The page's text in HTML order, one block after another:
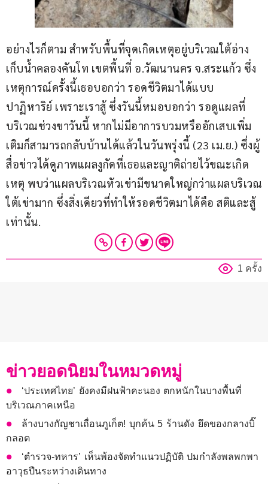
อย่างไรก็ตาม สำหรับพื้นที่จุดเกิดเหตุอยู่บริเวณใต้อ่าง
เก็บน้ำคลองคันโท เขตพื้นที่ อ.วัฒนานคร จ.สระแก้ว ซึ่ง
เหตุการณ์ครั้งนี้เธอบอกว่า รอดชีวิตมาได้แบบ
ปาฏิหาริย์ เพราะเราสู้ ซึ่งวันนี้หมอบอกว่า รอดูแผลที่
บริเวณช่วงขาวันนี้ หากไม่มีอาการบวมหรืออักเสบเพิ่ม
เติมก็สามารถกลับบ้านได้แล้วในวันพรุ่งนี้ (23 เม.ย.) ซึ่งผู้
สื่อข่าวได้ดูภาพแผลงูกัดที่เธอและญาติถ่ายไว้ขณะเกิด
เหตุ พบว่าแผลบริเวณหัวเข่ามีขนาดใหญ่กว่าแผลบริเวณ
ใต้เข่ามาก ซึ่งสิ่งเดียวที่ทำให้รอดชีวิตมาได้คือ สติและสู้
เท่านั้น.
1 ครั้ง
ข่าวยอดนิยมในหมวดหมู่
‘ประเทศไทย’ ยังคงมีฝนฟ้าคะนอง ตกหนักในบางพื้นที่
บริเวณภาคเหนือ
ล้างบางกัญชาเถื่อนภูเก็ต! บุกค้น 5 ร้านดัง ยึดของกลางบิ๊
กลอต
‘ตำรวจ-ทหาร’ เห็นพ้องจัดทำแนวปฏิบัติ ปมกำลังพลพกพา
อาวุธปืนระหว่างเดินทาง